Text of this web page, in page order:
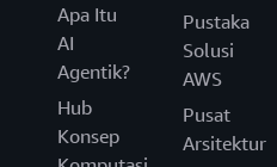
Apa Itu
AI
Agentik?
Hub
Konsep
Pustaka
Solusi
AWS
Pusat
Arsitektur